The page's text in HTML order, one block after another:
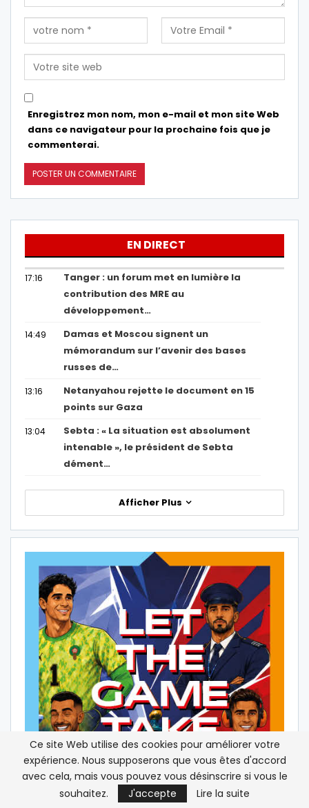
Enregistrez mon nom, mon e-mail et mon site Web
dans ce navigateur pour la prochaine fois que je
commenterai.
EN DIRECT
17:16
Tanger : un forum met en lumière la
contribution des MRE au
développement…
14:49
Damas et Moscou signent un
mémorandum sur l’avenir des bases
russes de…
13:16
Netanyahou rejette le document en 15
points sur Gaza
13:04
Sebta : « La situation est absolument
intenable », le président de Sebta
dément…
Afficher Plus
Ce site Web utilise des cookies pour améliorer votre
expérience. Nous supposerons que vous êtes d'accord
avec cela, mais vous pouvez vous désinscrire si vous le
souhaitez.
J'accepte Lire la suite